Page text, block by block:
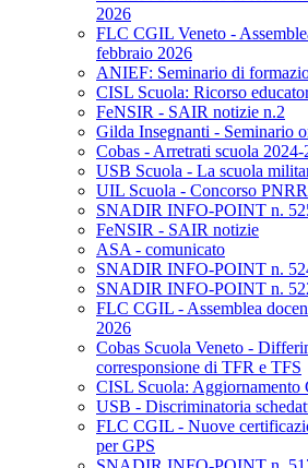
2026
FLC CGIL Veneto -
febbraio 2026
ANIEF: Seminario di
CISL Scuola: Ricorso
FeNSIR - SAIR notizie n.2
Gilda Insegnanti - Seminario
Cobas - Arretrati scuola 2024-
USB Scuola - La scuola
UIL Scuola - Concorso
SNADIR INFO-POINT n.
FeNSIR - SAIR notizie
ASA - comunicato
SNADIR INFO-POINT n.
SNADIR INFO-POINT n.
FLC CGIL - Assemblea
2026
Cobas Scuola Veneto -
corresponsione di TFR e TFS
CISL Scuola: Aggiornamento
USB - Discriminatoria
FLC CGIL - Nuove
per GPS